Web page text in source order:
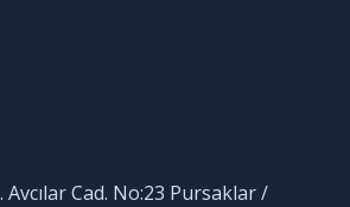
Cad. No:23 Pursaklar /